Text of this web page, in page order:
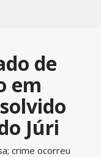
de
em
Júri
crime ocorreu